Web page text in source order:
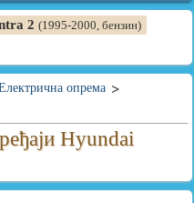
2 (1995-2000, бензин)
опрема
Hyundai